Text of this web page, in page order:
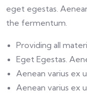
eget egestas.
the fermentum.
Providing all
Eget Egestas.
Aenean varius ex
Aenean varius ex